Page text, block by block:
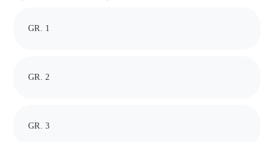
GR. 1
GR. 2
GR. 3